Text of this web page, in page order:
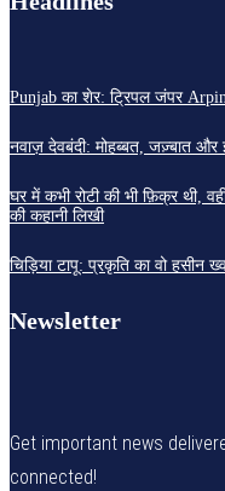
Punjab का शेर: ट्रिपल जंपर
नवाज़ देवबंदी: मोहब्बत, जज़्बात और
घर में कभी रोटी की भी फ़िक्र थी,
की कहानी लिखी
चिड़िया टापू: प्रकृति का वो हसीन
Newsletter
Get important news
connected!